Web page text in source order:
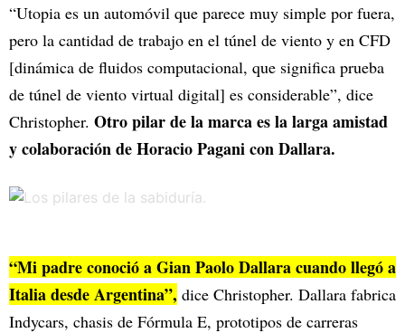
“Utopia es un automóvil que parece muy simple por fuera,
pero la cantidad de trabajo en el túnel de viento y en CFD
[dinámica de fluidos computacional, que significa prueba
de túnel de viento virtual digital] es considerable”, dice
Christopher. Otro pilar de la marca es la larga amistad
y colaboración de Horacio Pagani con Dallara.
“Mi padre conoció a Gian Paolo Dallara cuando llegó a
Italia desde Argentina”, dice Christopher. Dallara fabrica
Indycars, chasis de Fórmula E, prototipos de carreras